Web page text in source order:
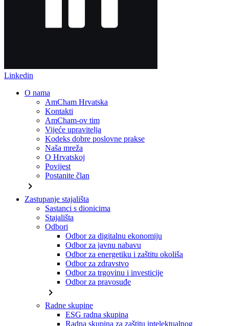
Linkedin
O nama
AmCham Hrvatska
Kontakti
AmCham-ov tim
Vijeće upravitelja
Kodeks dobre poslovne prakse
Naša mreža
O Hrvatskoj
Povijest
Postanite član
chevron_right
Zastupanje stajališta
Sastanci s dionicima
Stajališta
Odbori
Odbor za digitalnu ekonomiju
Odbor za javnu nabavu
Odbor za energetiku i zaštitu okoliša
Odbor za zdravstvo
Odbor za trgovinu i investicije
Odbor za pravosuđe
chevron_right
Radne skupine
ESG radna skupina
Radna skupina za zaštitu intelektualnog